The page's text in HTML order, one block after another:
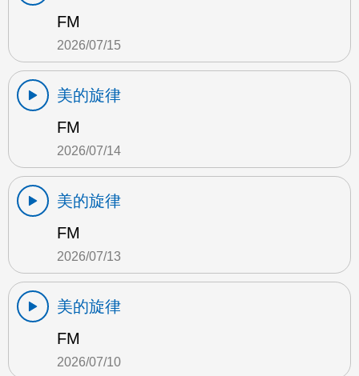
FM
2026/07/15
美的旋律
FM
2026/07/14
美的旋律
FM
2026/07/13
美的旋律
FM
2026/07/10